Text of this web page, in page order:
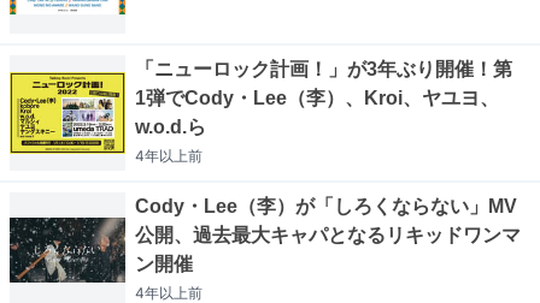
「ニューロック計画！」が3年ぶり開催！第
1弾でCody・Lee（李）、Kroi、ヤユヨ、
w.o.d.ら
4年以上前
Cody・Lee（李）が「しろくならない」MV
公開、過去最大キャパとなるリキッドワンマ
ン開催
4年以上前